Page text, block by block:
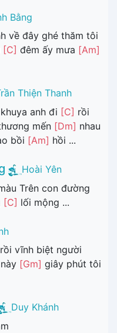
Bằng
về đây ghé thăm tôi
[C] đêm ấy mưa [Am]
Thiện Thanh
anh đi [C] rồi
mến [Dm] nhau
bồi [Am] hồi ...
Hoài Yên
Trên con đường
[C] lối mộng ...
vĩnh biệt người
[Gm] giây phút tôi
Duy Khánh